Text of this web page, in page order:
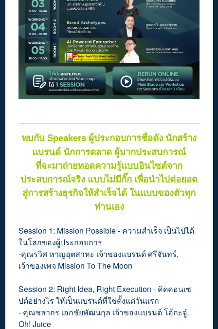
พบกับ Speakers ผู้ประกอบการชื่อดัง นักสร้าง
แบรนด์ นักการตลาด ผู้มากประสบการณ์
ที่จะมาถ่ายทอดความรู้แบบอินไซต์จาก
ประสบการณ์จริง แบบไม่มีกั๊ก เพื่อนำไปต่อยอด
สู่การสร้างธุรกิจให้สำเร็จได้ในแบบของตัวทุก
ท่านเอง
Session 1: Mission Possible - ความสำเร็จ เป็นไปได้
ในโลกของผู้ประกอบการ
-คุณรวิศ หาญอุตสาหะ เจ้าของแบรนด์ ศรีจันทร์,
เจ้าของเพจ Mission To The Moon
Session 2: Right Idea, Right Execution - คิดคอนเซ
ปต์อย่างไร ให้เป็นแบรนด์ที่ใช่ตั้งแต่วันแรก
- คุณชลากร เอกชัยพัฒนกุล เจ้าของแบรนด์ โอ้กะจู๋,
Oh! Juice